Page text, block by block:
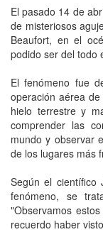
El pasado 14 de
de misteriosos
Beaufort, en el
podido ser del todo
El fenómeno fue
operación aérea
hielo terrestre y
comprender las
mundo y observar
de los lugares más
Según el científico
fenómeno, se
"Observamos
recuerdo haber